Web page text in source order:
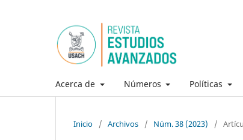
Acerca de Números Políticas
Inicio / Archivos / Núm. 38 (2023) /